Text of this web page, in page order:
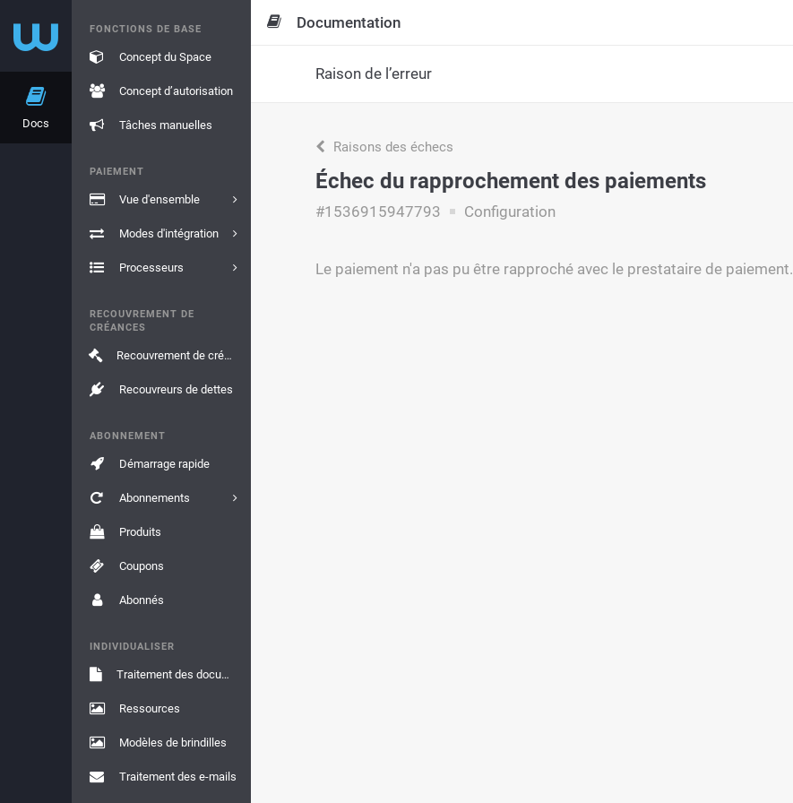
Docs
FONCTIONS DE BASE
Concept du Space
Concept d’autorisation
Tâches manuelles
PAIEMENT
Vue d'ensemble
Modes d'intégration
Processeurs
RECOUVREMENT DE
CRÉANCES
Recouvrement de créances
Recouvreurs de dettes
ABONNEMENT
Démarrage rapide
Abonnements
Produits
Coupons
Abonnés
INDIVIDUALISER
Traitement des documents
Ressources
Modèles de brindilles
Traitement des e-mails
Documentation
Raison de l’erreur
Raisons des échecs
Échec du rapprochement des paiements
#1536915947793 Configuration
Le paiement n'a pas pu être rapproché avec le prestataire de paiement.